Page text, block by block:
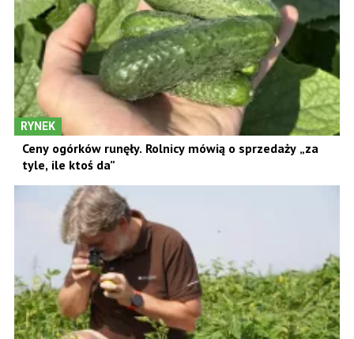
RYNEK
Ceny ogórków runęły. Rolnicy mówią o sprzedaży „za
tyle, ile ktoś da”